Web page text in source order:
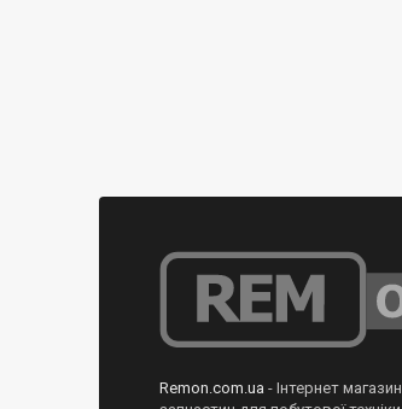
Remon.com.ua - Інтернет магазин